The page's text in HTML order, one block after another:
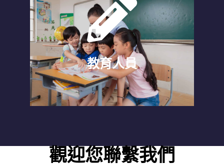
教育人員
教育人員
提供教育人員、生命教育者，可以清晰自
身狀態，以及學習如何有效引導他人！
觀迎您聯繫我們